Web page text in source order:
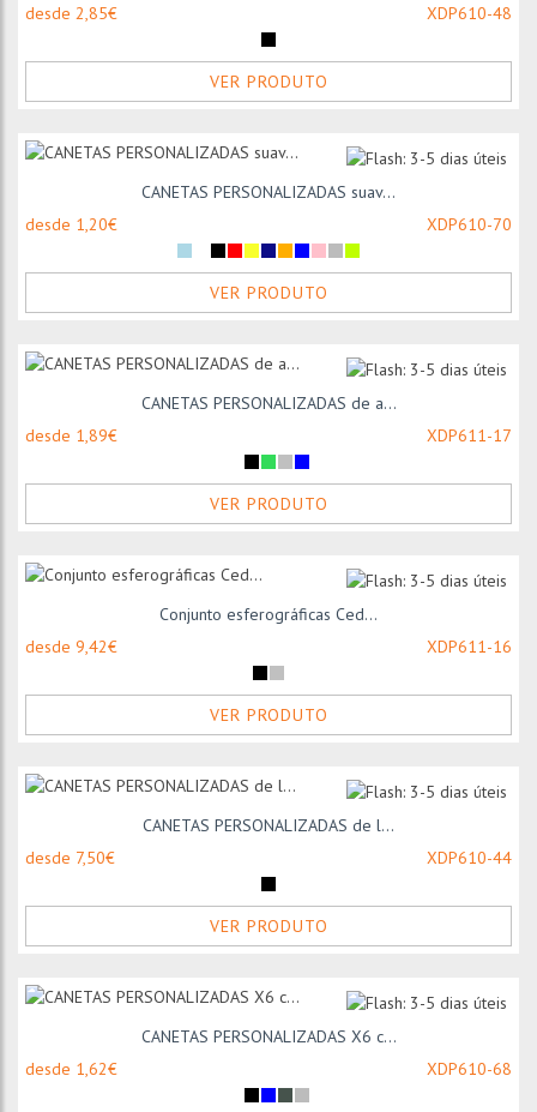
desde 2,85€
XDP610-48
VER PRODUTO
CANETAS PERSONALIZADAS suav...
desde 1,20€
XDP610-70
VER PRODUTO
CANETAS PERSONALIZADAS de a...
desde 1,89€
XDP611-17
VER PRODUTO
Conjunto esferográficas Ced...
desde 9,42€
XDP611-16
VER PRODUTO
CANETAS PERSONALIZADAS de l...
desde 7,50€
XDP610-44
VER PRODUTO
CANETAS PERSONALIZADAS X6 c...
desde 1,62€
XDP610-68